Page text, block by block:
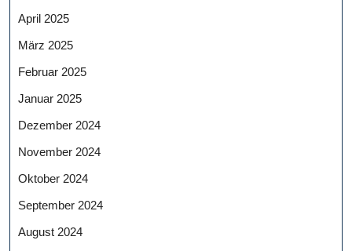
April 2025
März 2025
Februar 2025
Januar 2025
Dezember 2024
November 2024
Oktober 2024
September 2024
August 2024